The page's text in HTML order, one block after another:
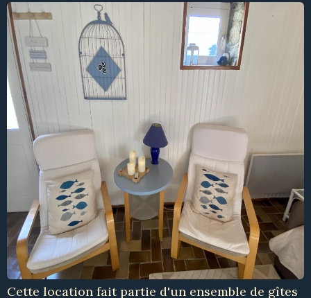
Cette location fait partie d'un ensemble de gîtes